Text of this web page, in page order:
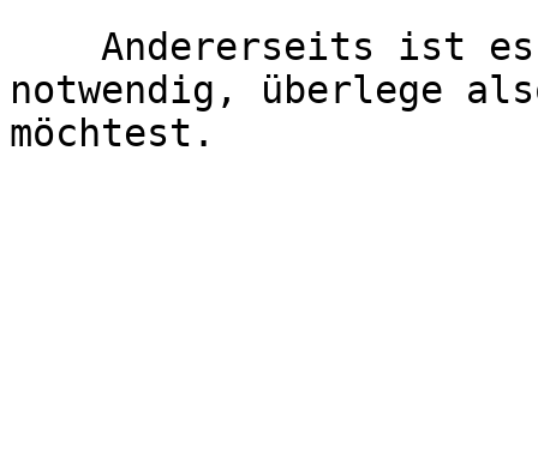
notwendig, überlege